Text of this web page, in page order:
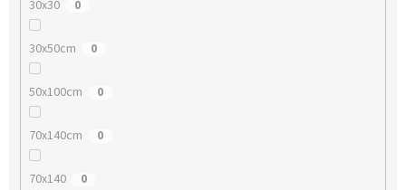
30x30 0
30x50cm 0
50x100cm 0
70x140cm 0
70x140 0